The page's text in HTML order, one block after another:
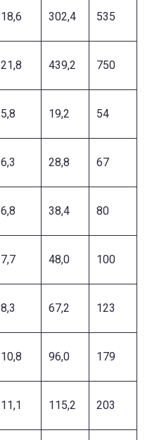
18,6 302,4 535
21,8 439,2 750
5,8 19,2 54
6,3 28,8 67
6,8 38,4 80
7,7 48,0 100
8,3 67,2 123
10,8 96,0 179
11,1 115,2 203